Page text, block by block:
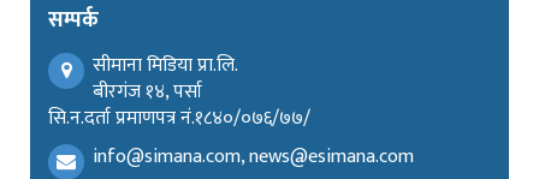
सम्पर्क
सीमाना मिडिया प्रा.लि.
बीरगंज १४, पर्सा
सि.न.दर्ता प्रमाणपत्र नं.१८४०/०७६/७७/
info@simana.com, news@esimana.com